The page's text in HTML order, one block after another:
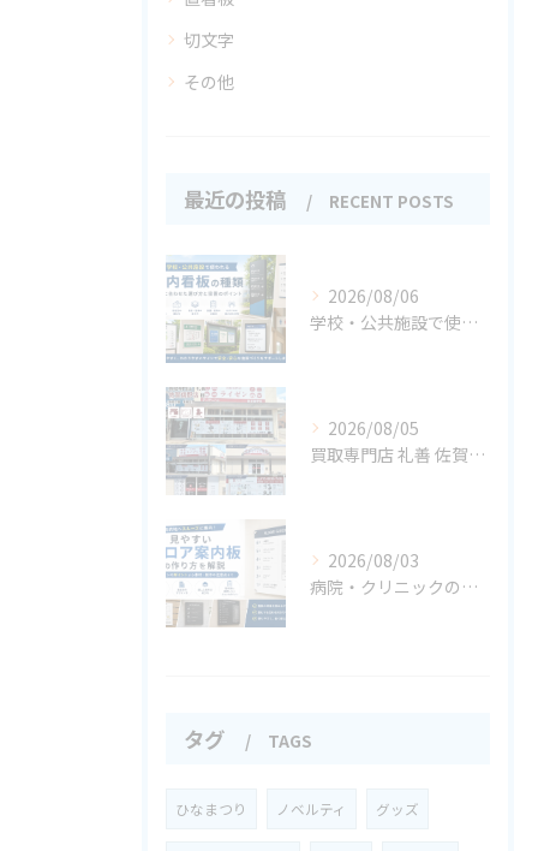
切文字
その他
最近の投稿 RECENT POSTS
2026/08/06
学校・公共施設で使われる案内看板の種類
2026/08/05
買取専門店 礼善 佐賀嬉野店様
2026/08/03
病院・クリニックの案内サイン事例集
タグ TAGS
ひなまつり ノベルティ グッズ